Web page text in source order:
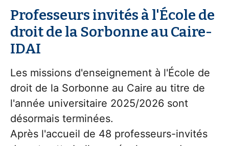
n
e
Professeurs invités à l'École de
droit de la Sorbonne au Caire-
IDAI
Les missions d'enseignement à l'École de
droit de la Sorbonne au Caire au titre de
l'année universitaire 2025/2026 sont
désormais terminées.
Après l'accueil de 48 professeurs-invités